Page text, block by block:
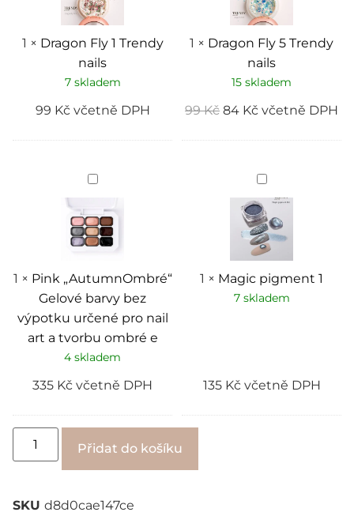
1 × Dragon Fly 1 Trendy
nails
7 skladem
99 Kč včetně DPH
1 × Dragon Fly 5 Trendy
nails
15 skladem
99Kč 84 Kč včetně DPH
Pink
„AutumnOmbré“
barvy
bez
výpotku
určené
nail
art
a
tvorbu
ombré
e
1 × Pink „AutumnOmbré“
Gelové barvy bez
výpotku určené pro nail
art a tvorbu ombré e
4 skladem
335 Kč včetně DPH
Magic
pigment
1
1 × Magic pigment 1
7 skladem
135 Kč včetně DPH
Přidat do košíku
SKU d8d0cae147ce